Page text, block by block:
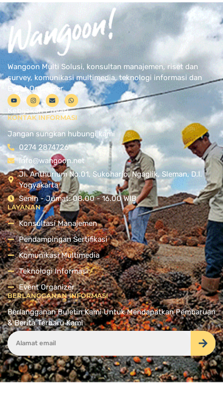
Wangoon Multi Solusi, konsultan manajemen, riset dan
survey, komunikasi multimedia, teknologi informasi dan
Event Organizer
Kebijakan Privasi
KONTAK INFORMASI
Jangan sungkan hubungi kami
0274 2874726
Info@wangoon.net
Jl. Anthurium No.01, Sukoharjo, Ngaglik, Sleman, D.I.
Yogyakarta
Senin - Jumat: 08.00 - 16.00 WIB
LAYANAN
Konsultasi Manajemen
Pendampingan Sertifikasi
Komunikasi Multimedia
Teknologi Informasi
Event Organizer
BERLANGGANAN INFORMASI
Berlangganan Buletin Kami Untuk Mendapatkan Pembaruan
& Berita Terbaru Kami